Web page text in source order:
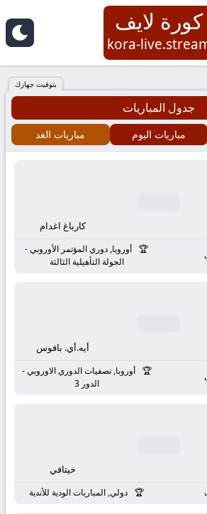
كورة لايف
kora-
بتوقيت جهازك
جدول المباريات
مباريات اليوم مباريات الغد
كارباغ اغدام
أوروبا, دوري المؤتمر الأوروبي -
الجولة التأهيلية الثالثة
أيه.أي. بافوس
أوروبا, تصفيات الدوري الاوروبي -
الدور 3
خيتافي
دولي, المباريات الودية للأندية